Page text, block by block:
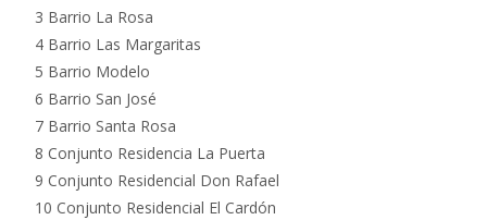
3 Barrio La Rosa
4 Barrio Las Margaritas
5 Barrio Modelo
6 Barrio San José
7 Barrio Santa Rosa
8 Conjunto Residencia La Puerta
9 Conjunto Residencial Don Rafael
10 Conjunto Residencial El Cardón